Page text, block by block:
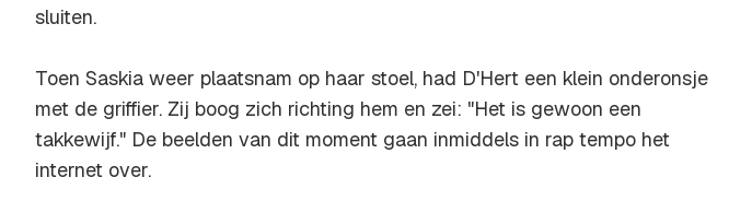
sluiten.
Toen Saskia weer plaatsnam op haar stoel, had D'Hert een klein onderonsje
met de griffier. Zij boog zich richting hem en zei: "Het is gewoon een
takkewijf." De beelden van dit moment gaan inmiddels in rap tempo het
internet over.